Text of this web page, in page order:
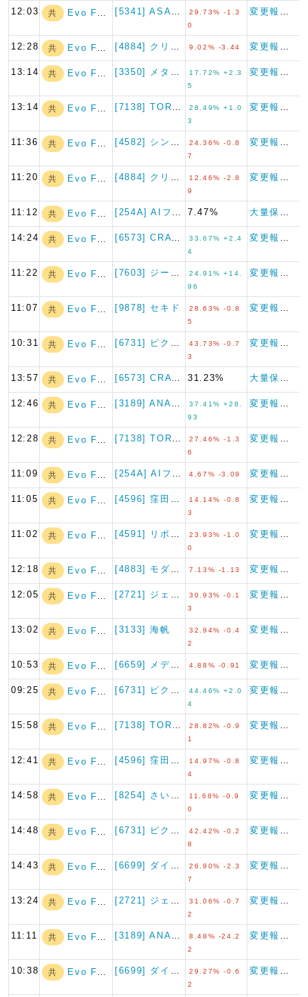
12:03 共 Evo Fund
29.73% -1.3
0
12:28 共 Evo Fund 9.02% -3.44
13:14 共 Evo Fund
17.72% +2.3
5
13:14 共 Evo Fund
28.49% +1.0
3
11:36 共 Evo Fund
24.36% -0.8
7
11:20 共 Evo Fund
12.46% -2.8
9
11:12 共 Evo Fund 7.47%
14:24 共 Evo Fund
33.67% +2.4
4
11:22 共 Evo Fund
24.91% +14.
96
11:07 共 Evo Fund [9878] セキド
28.63% -0.8
5
10:31 共 Evo Fund
43.73% -0.7
3
13:57 共 Evo Fund 31.23%
12:46 共 Evo Fund
37.41% +28.
93
12:28 共 Evo Fund
27.46% -1.3
6
11:09 共 Evo Fund 4.67% -3.09
11:05 共 Evo Fund
14.14% -0.8
3
11:02 共 Evo Fund
23.93% -1.0
0
12:18 共 Evo Fund 7.13% -1.13
12:05 共 Evo Fund
30.93% -0.1
3
13:02 共 Evo Fund [3133] 海帆
32.94% -0.4
2
10:53 共 Evo Fund 4.88% -0.91
09:25 共 Evo Fund
44.46% +2.0
4
15:58 共 Evo Fund
28.82% -0.9
1
12:41 共 Evo Fund
14.97% -0.8
4
14:58 共 Evo Fund
11.68% -0.9
0
14:48 共 Evo Fund
42.42% -0.2
8
14:43 共 Evo Fund
26.90% -2.3
7
13:24 共 Evo Fund
31.06% -0.7
2
11:11 共 Evo Fund
8.48% -24.2
2
10:38 共 Evo Fund
29.27% -0.6
2